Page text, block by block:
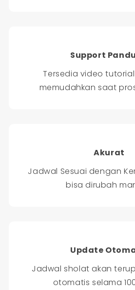
Support
Tersedia video
memudahkan saat
Akurat
Jadwal Sesuai dengan
bisa dirubah
Update
Jadwal sholat akan
otomatis selama